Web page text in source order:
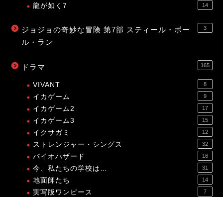
龍が如く7 14
ジョジョの奇妙な冒険 第7部 スティール・ボー
ル・ラン
3
ドラマ 165
VIVANT 8
イカゲーム 9
イカゲーム2 17
イカゲーム3 15
イクサガミ 12
ストレンジャー・シングス 32
バイオハザード 16
今、私たちの学校は… 31
地面師たち 14
実写版ワンピース 7